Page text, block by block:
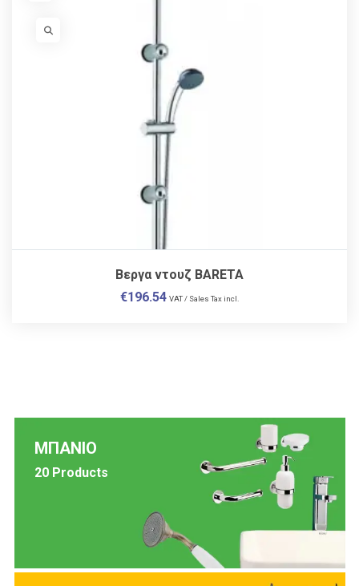
VISIT LINK
Βεργα ντουζ BARETA
€196.54 VAT / Sales Tax incl.
ΜΠΑΝΙΟ
20 Products